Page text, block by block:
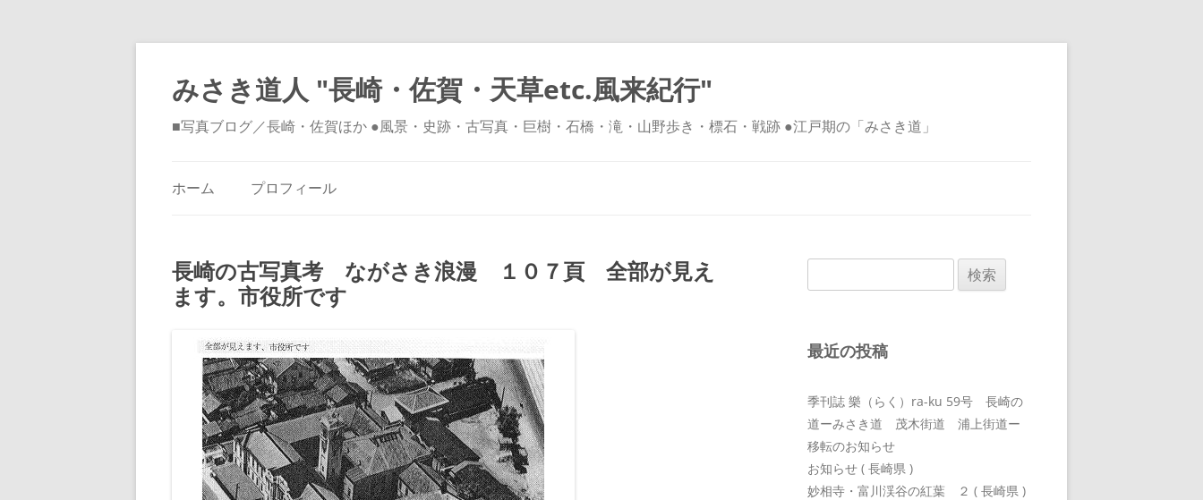
みさき道人 "長崎・佐賀・天草etc.風来紀行"
■写真ブログ／長崎・佐賀ほか ●風景・史跡・古写真・巨樹・石橋・滝・山野歩き・標石・戦跡 ●江戸期の「みさき道」
ッ
プ
ホーム プロフィール
長崎の古写真考 ながさき浪漫 １０７頁 全部が見え
ます。市役所です
索:
最近の投稿
季刊誌 樂（らく）ra-ku 59号 長崎の
道ーみさき道 茂木街道 浦上街道ー
移転のお知らせ
お知らせ ( 長崎県 )
妙相寺・富川渓谷の紅葉 ２ ( 長崎県 )